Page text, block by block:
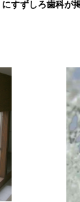
すずしろ歯科が